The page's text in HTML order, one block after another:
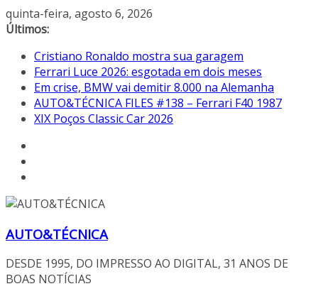
Pular
para
conteúdo
quinta-feira, agosto 6, 2026
Últimos:
Cristiano Ronaldo mostra sua garagem
Ferrari Luce 2026: esgotada em dois meses
Em crise, BMW vai demitir 8.000 na Alemanha
AUTO&TÉCNICA FILES #138 – Ferrari F40 1987
XIX Poços Classic Car 2026
AUTO&TÉCNICA
DESDE 1995, DO IMPRESSO AO DIGITAL, 31 ANOS DE
BOAS NOTÍCIAS